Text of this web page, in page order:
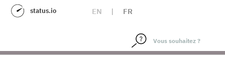
status.io EN | FR